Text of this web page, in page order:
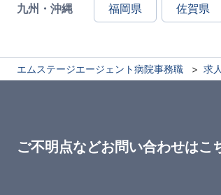
九州・沖縄 福岡県 佐賀県
エムステージエージェント病院事務職 求
ご不明点などお問い合わせはこ